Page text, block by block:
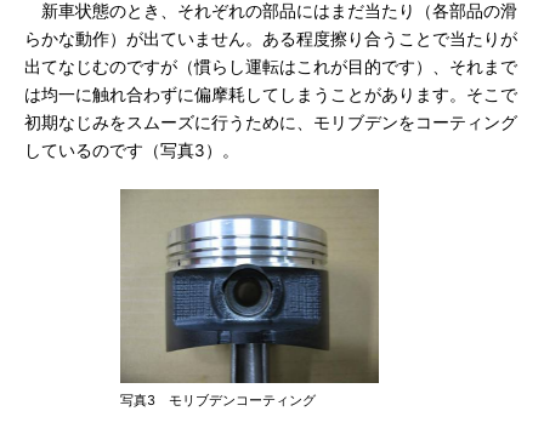
新車状態のとき、それぞれの部品にはまだ当たり（各部品の滑
らかな動作）が出ていません。ある程度擦り合うことで当たりが
出てなじむのですが（慣らし運転はこれが目的です）、それまで
は均一に触れ合わずに偏摩耗してしまうことがあります。そこで
初期なじみをスムーズに行うために、モリブデンをコーティング
しているのです（写真3）。
写真3 モリブデンコーティング